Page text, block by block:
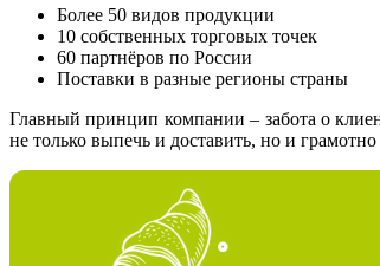
Более 50 видов продукции
10 собственных торговых точек
60 партнёров по России
Поставки в разные регионы страны
Главный принцип компании – забота о
не только выпечь и доставить, но и